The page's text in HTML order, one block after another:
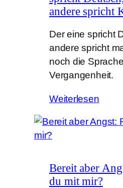
andere spricht
Der eine spricht
andere spricht
noch die
Vergangenheit.
Weiterlesen
Bereit aber
du mit mir?